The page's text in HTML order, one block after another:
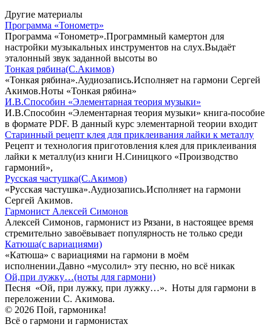
Другие материалы
Программа «Тонометр»
Программа «Тонометр».Программный камертон для
настройки музыкальных инструментов на слух.Выдаёт
эталонный звук заданной высоты во
Тонкая рябина(С.Акимов)
«Тонкая рябина».Аудиозапись.Исполняет на гармони Сергей
Акимов.Ноты «Тонкая рябина»
И.В.Способин «Элементарная теория музыки»
И.В.Способин «Элементарная теория музыки» книга-пособие
в формате PDF. В данный курс элементарной теории входит
Старинный рецепт клея для приклеивания лайки к металлу
Рецепт и технология приготовления клея для приклеивания
лайки к металлу(из книги Н.Синицкого «Производство
гармоний»,
Русская частушка(С.Акимов)
«Русская частушка».Аудиозапись.Исполняет на гармони
Сергей Акимов.
Гармонист Алексей Симонов
Алексей Симонов, гармонист из Рязани, в настоящее время
стремительно завоёвывает популярность не только среди
Катюша(с вариациями)
«Катюша» с вариациями на гармони в моём
исполнении.Давно «мусолил» эту песню, но всё никак
Ой,при лужку…(ноты для гармони)
Песня «Ой, при лужку, при лужку…». Ноты для гармони в
переложении С. Акимова.
© 2026 Пой, гармоника!
Всё о гармони и гармонистах